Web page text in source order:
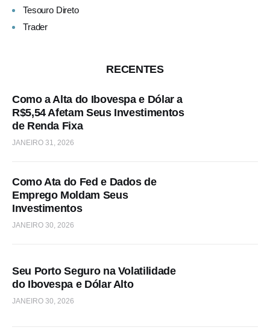
Tesouro Direto
Trader
RECENTES
Como a Alta do Ibovespa e Dólar a
R$5,54 Afetam Seus Investimentos
de Renda Fixa
JANEIRO 31, 2026
Como Ata do Fed e Dados de
Emprego Moldam Seus
Investimentos
JANEIRO 30, 2026
Seu Porto Seguro na Volatilidade
do Ibovespa e Dólar Alto
JANEIRO 30, 2026